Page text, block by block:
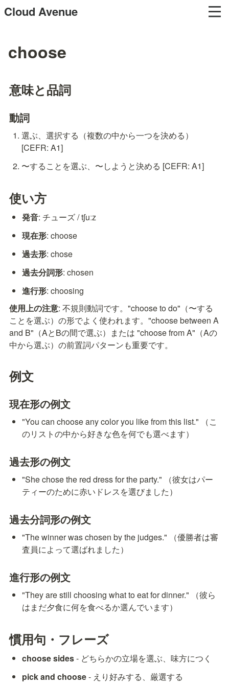
Cloud Avenue
choose
意味と品詞
動詞
選ぶ、選択する（複数の中から一つを決める）
[CEFR: A1]
〜することを選ぶ、〜しようと決める [CEFR: A1]
使い方
発音: チューズ / tʃuːz
現在形: choose
過去形: chose
過去分詞形: chosen
進行形: choosing
使用上の注意: 不規則動詞です。"choose to do"（〜する
ことを選ぶ）の形でよく使われます。"choose between A
and B"（AとBの間で選ぶ）または "choose from A"（Aの
中から選ぶ）の前置詞パターンも重要です。
例文
現在形の例文
"You can choose any color you like from this list." （こ
のリストの中から好きな色を何でも選べます）
過去形の例文
"She chose the red dress for the party." （彼女はパー
ティーのために赤いドレスを選びました）
過去分詞形の例文
"The winner was chosen by the judges." （優勝者は審
査員によって選ばれました）
進行形の例文
"They are still choosing what to eat for dinner." （彼ら
はまだ夕食に何を食べるか選んでいます）
慣用句・フレーズ
choose sides - どちらかの立場を選ぶ、味方につく
pick and choose - えり好みする、厳選する